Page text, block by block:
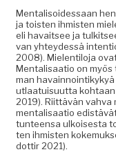
Men­tal­isoidessaan
ja tois­t­en ihmis­ten
eli havait­see ja
van yhtey­dessä
2008). Mie­len­tilo­ja
Men­tal­isaa­tio on
man
ut­laa­tu­isu­ut­ta kohtaan
2019). Riit­tävän
men­tal­isaa­tio
tun­teen­sa ulkois­es­ta
t­en ihmis­ten
dot­tir 2021).